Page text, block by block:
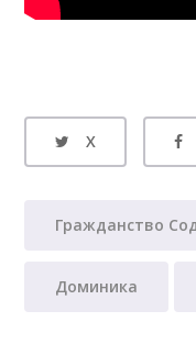
X
Гражданство
Доминика